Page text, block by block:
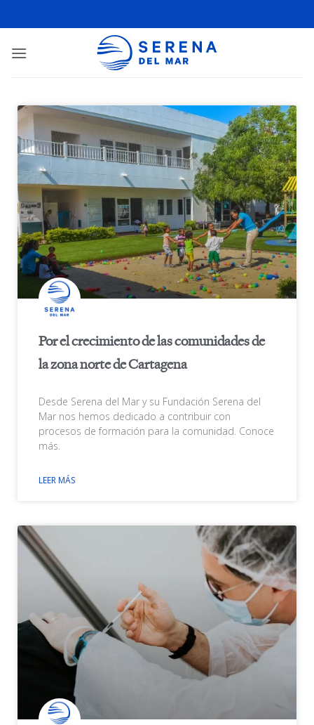
Por el crecimiento de las comunidades de
la zona norte de Cartagena
Desde Serena del Mar y su Fundación Serena del
Mar nos hemos dedicado a contribuir con
procesos de formación para la comunidad. Conoce
más.
LEER MÁS